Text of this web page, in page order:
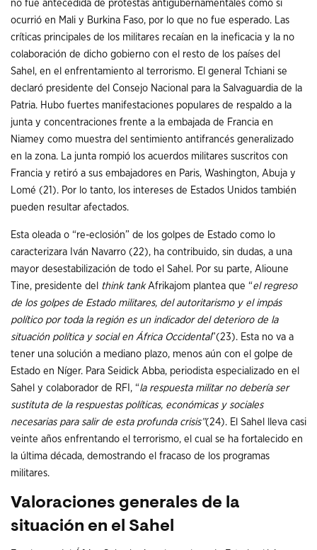
no fue antecedida de protestas antigubernamentales como sí
ocurrió en Mali y Burkina Faso, por lo que no fue esperado. Las
críticas principales de los militares recaían en la ineficacia y la no
colaboración de dicho gobierno con el resto de los países del
Sahel, en el enfrentamiento al terrorismo. El general Tchiani se
declaró presidente del Consejo Nacional para la Salvaguardia de la
Patria. Hubo fuertes manifestaciones populares de respaldo a la
junta y concentraciones frente a la embajada de Francia en
Niamey como muestra del sentimiento antifrancés generalizado
en la zona. La junta rompió los acuerdos militares suscritos con
Francia y retiró a sus embajadores en Paris, Washington, Abuja y
Lomé (21). Por lo tanto, los intereses de Estados Unidos también
pueden resultar afectados.
Esta oleada o “re-eclosión” de los golpes de Estado como lo
caracterizara Iván Navarro (22), ha contribuido, sin dudas, a una
mayor desestabilización de todo el Sahel. Por su parte, Alioune
Tine, presidente del think tankAfrikajom plantea que “el regreso
de los golpes de Estado militares, del autoritarismo y el impás
político por toda la región es un indicador del deterioro de la
situación política y social en África Occidental”(23). Esta no va a
tener una solución a mediano plazo, menos aún con el golpe de
Estado en Níger. Para Seidick Abba, periodista especializado en el
Sahel y colaborador de RFI, “la respuesta militar no debería ser
sustituta de la respuestas políticas, económicas y sociales
necesarias para salir de esta profunda crisis”(24). El Sahel lleva casi
veinte años enfrentando el terrorismo, el cual se ha fortalecido en
la última década, demostrando el fracaso de los programas
militares.
Valoraciones generales de la
situación en el Sahel